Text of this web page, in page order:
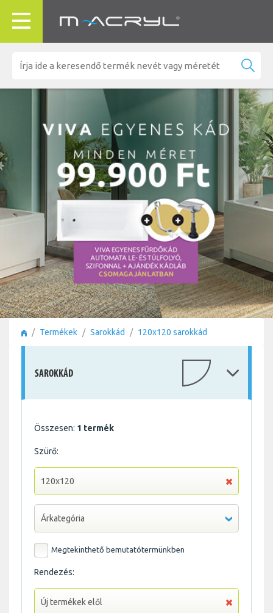
Termékek Sarokkád 120x120 sarokkád
SAROKKÁD
Összesen: 1 termék
Szürő:
120x120
Árkategória
Megtekinthető bemutatótermünkben
Rendezés:
Új termékek elől